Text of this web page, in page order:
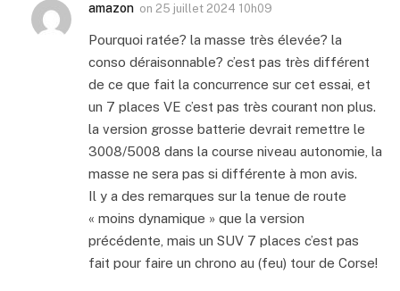
amazon on 25 juillet 2024 10h09
Pourquoi ratée? la masse très élevée? la
conso déraisonnable? c’est pas très différent
de ce que fait la concurrence sur cet essai, et
un 7 places VE c’est pas très courant non plus.
la version grosse batterie devrait remettre le
3008/5008 dans la course niveau autonomie, la
masse ne sera pas si différente à mon avis.
Il y a des remarques sur la tenue de route
« moins dynamique » que la version
précédente, mais un SUV 7 places c’est pas
fait pour faire un chrono au (feu) tour de Corse!